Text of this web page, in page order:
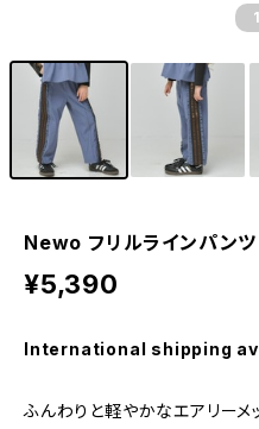
1
Newo フリルラインパン
¥5,390
International shipping
ふんわりと軽やかなエアリーメ